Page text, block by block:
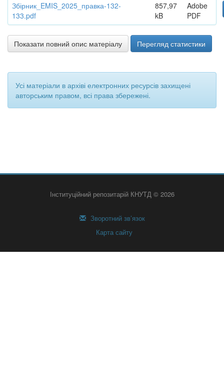
Збірник_EMIS_2025_правка-132-
133.pdf
857,97
kB
Adobe
PDF
Показати повний опис матеріалу Перегляд статистики
Усі матеріали в архіві електронних ресурсів захищені
авторським правом, всі права збережені.
Інституційний репозитарій КНУТД © 2026
Зворотний зв’язок
Карта сайту